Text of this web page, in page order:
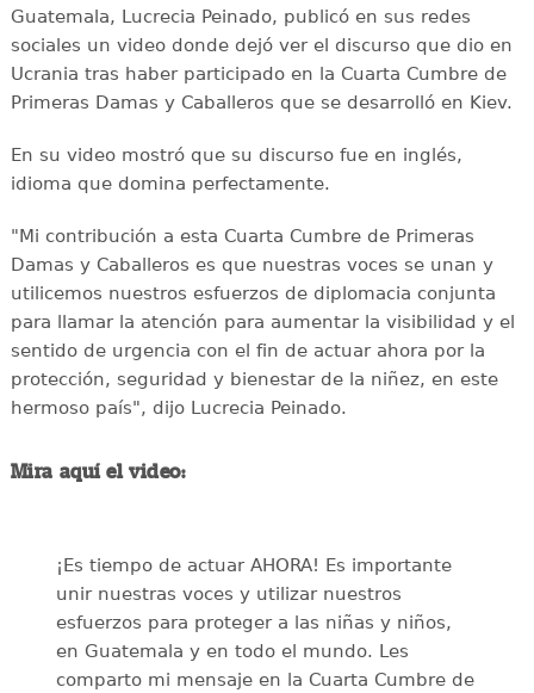
Guatemala, Lucrecia Peinado, publicó en sus redes
sociales un video donde dejó ver el discurso que dio en
Ucrania tras haber participado en la Cuarta Cumbre de
Primeras Damas y Caballeros que se desarrolló en Kiev.
En su video mostró que su discurso fue en inglés,
idioma que domina perfectamente.
"Mi contribución a esta Cuarta Cumbre de Primeras
Damas y Caballeros es que nuestras voces se unan y
utilicemos nuestros esfuerzos de diplomacia conjunta
para llamar la atención para aumentar la visibilidad y el
sentido de urgencia con el fin de actuar ahora por la
protección, seguridad y bienestar de la niñez, en este
hermoso país", dijo Lucrecia Peinado.
Mira aquí el video:
¡Es tiempo de actuar AHORA! Es importante
unir nuestras voces y utilizar nuestros
esfuerzos para proteger a las niñas y niños,
en Guatemala y en todo el mundo. Les
comparto mi mensaje en la Cuarta Cumbre de